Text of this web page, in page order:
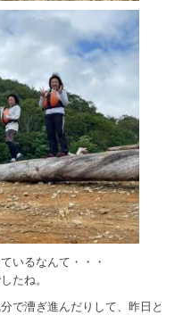
いるなんて・・・
たね。
で漕ぎ進んだりして、昨日と